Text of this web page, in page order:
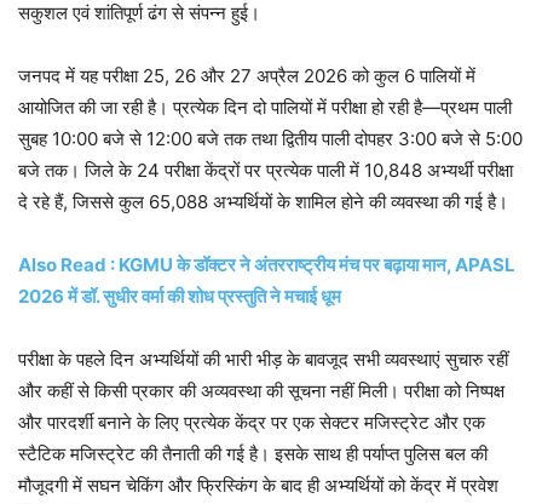
सकुशल एवं शांतिपूर्ण ढंग से संपन्न हुई।
जनपद में यह परीक्षा 25, 26 और 27 अप्रैल 2026 को कुल 6 पालियों में
आयोजित की जा रही है। प्रत्येक दिन दो पालियों में परीक्षा हो रही है—प्रथम पाली
सुबह 10:00 बजे से 12:00 बजे तक तथा द्वितीय पाली दोपहर 3:00 बजे से 5:00
बजे तक। जिले के 24 परीक्षा केंद्रों पर प्रत्येक पाली में 10,848 अभ्यर्थी परीक्षा
दे रहे हैं, जिससे कुल 65,088 अभ्यर्थियों के शामिल होने की व्यवस्था की गई है।
Also Read : KGMU के डॉक्टर ने अंतरराष्ट्रीय मंच पर बढ़ाया मान, APASL
2026 में डॉ. सुधीर वर्मा की शोध प्रस्तुति ने मचाई धूम
परीक्षा के पहले दिन अभ्यर्थियों की भारी भीड़ के बावजूद सभी व्यवस्थाएं सुचारु रहीं
और कहीं से किसी प्रकार की अव्यवस्था की सूचना नहीं मिली। परीक्षा को निष्पक्ष
और पारदर्शी बनाने के लिए प्रत्येक केंद्र पर एक सेक्टर मजिस्ट्रेट और एक
स्टैटिक मजिस्ट्रेट की तैनाती की गई है। इसके साथ ही पर्याप्त पुलिस बल की
मौजूदगी में सघन चेकिंग और फ्रिस्किंग के बाद ही अभ्यर्थियों को केंद्र में प्रवेश